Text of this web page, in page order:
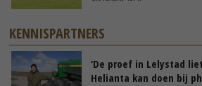
KENNISPARTNERS
‘De proef in Lelystad
Helianta kan doen bij